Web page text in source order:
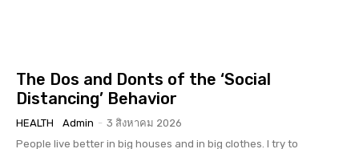
The Dos and Donts of the ‘Social
Distancing’ Behavior
HEALTH Admin - 3 สิงหาคม 2026
People live better in big houses and in big clothes. I try to